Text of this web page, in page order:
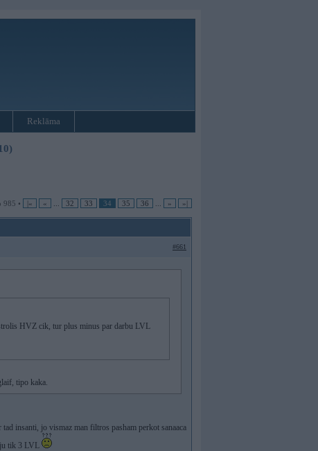
Reklāma
985 • |« « 32 33 34 35 36 » »|
#661
HVZ cik, tur plus minus par darbu LVL
tipo kaka.
insanti, jo vismaz man filtros pasham perkot sanaaca
tik 3 LVL